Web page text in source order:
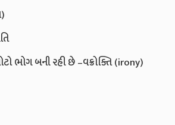
ભોગ બની રહી છે –વક્રોક્તિ (irony)